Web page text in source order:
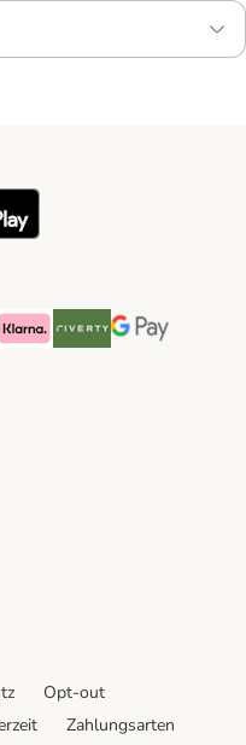
Payment Method
Payment Method
Riverty Payment Method
Google Pay
Opt-out
Zahlungsarten